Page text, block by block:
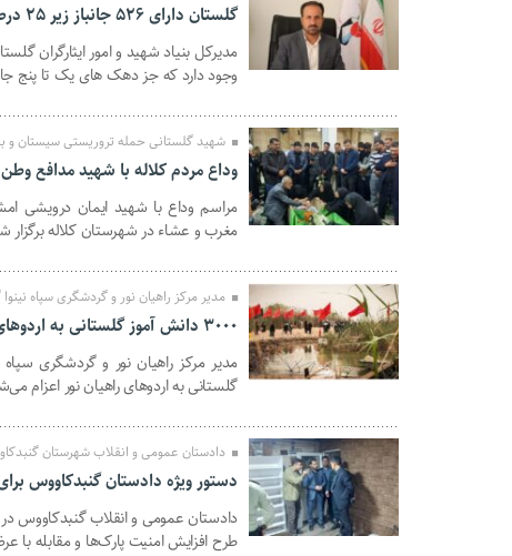
08 آبان 1403
گلستان دارای ۵۲۶ جانباز زیر ۲۵ درصد است
وجود دارد که جز دهک های یک تا پنج
08 آبان 1403
شهید گلستانی حمله تروریستی سیستان و
وداع مردم کلاله با شهید مدافع
مراسم وداع با شهید ایمان درویشی
مغرب و عشاء در شهرستان کلاله برگزار
30 مهر 1403
مدیر مرکز راهیان نور و گردشگری سپاه
۳۰۰۰ دانش آموز گلستانی به اردوهای راهیان نور اعزام می‌شوند
مدیر مرکز راهیان نور و گردشگری
گلستانی به اردوهای راهیان نور اعزام
30 مهر 1403
دادستان عمومی و انقلاب شهرستان
دستور ویژه دادستان گنبدکاووس
دادستان عمومی و انقلاب گنبدکاووس
طرح افزایش امنیت پارک‌ها و مقابله با